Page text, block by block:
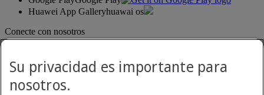
Huawei App Galleryhuawai os
Conecte con nosotros
Su privacidad es importante para
nosotros.